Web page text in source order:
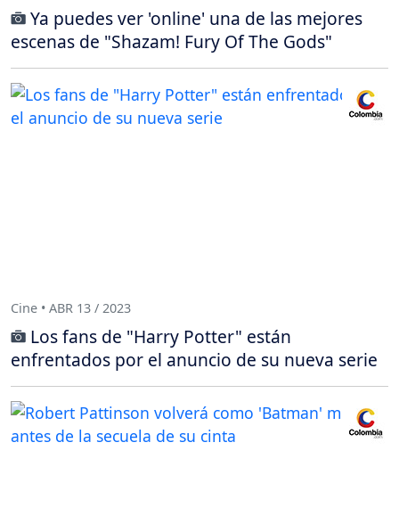
Ya puedes ver 'online' una de las mejores
escenas de "Shazam! Fury Of The Gods"
Cine • ABR 13 / 2023
Los fans de "Harry Potter" están
enfrentados por el anuncio de su nueva serie